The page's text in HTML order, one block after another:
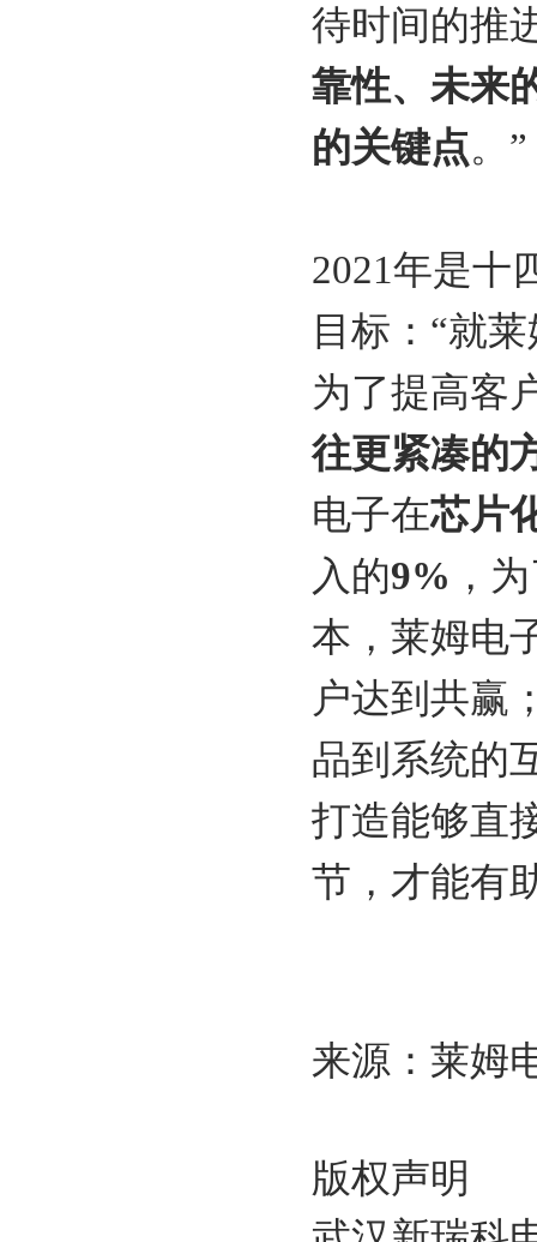
待时间的推
靠性、未来
的关键点。”
2021年是十
目标：“就
为了提高客
往更紧凑的
电子在芯片
入的9% ，
本，莱姆电
户达到共赢
品到系统的
打造能够直
节，才能有
来源：莱姆
版权声明